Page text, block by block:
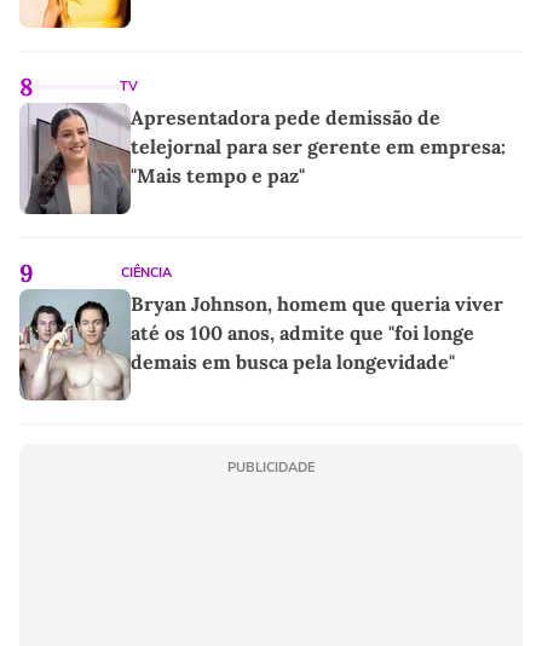
8 TV
Apresentadora pede demissão de
telejornal para ser gerente em empresa:
"Mais tempo e paz"
9 CIÊNCIA
Bryan Johnson, homem que queria viver
até os 100 anos, admite que "foi longe
demais em busca pela longevidade"
PUBLICIDADE